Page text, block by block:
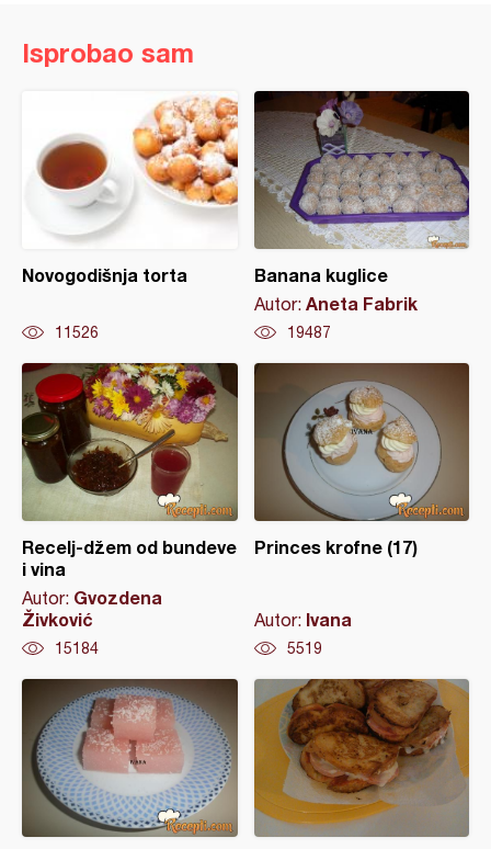
Isprobao sam
Novogodišnja torta
11526
Banana kuglice
Autor: Aneta Fabrik
19487
Recelj-džem od bundeve
i vina
Autor: Gvozdena
Živković
15184
Princes krofne (17)
Autor: Ivana
5519